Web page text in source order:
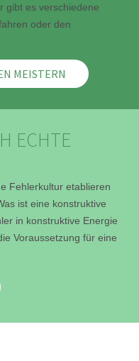
gibt es verschiedene
oder den
MEISTERN
ECHTE
Fehlerkultur etablieren
ist eine konstruktive
in konstruktive Energie
Voraussetzung für eine